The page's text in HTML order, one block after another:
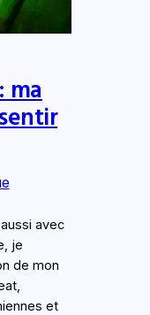
ma
avec
je
de mon
et